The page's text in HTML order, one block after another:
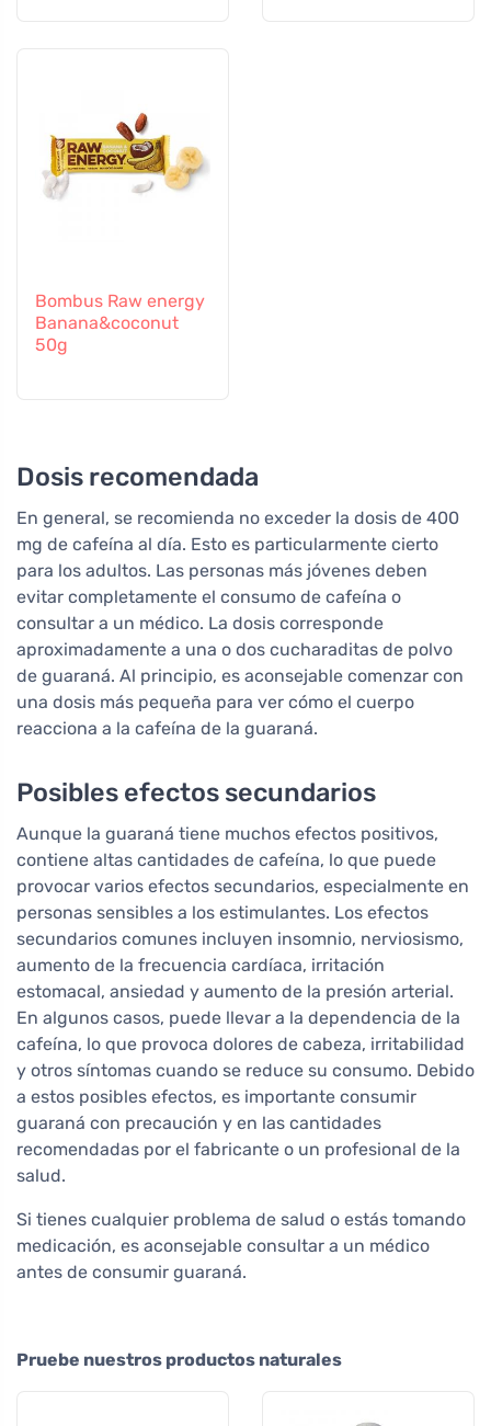
Bombus Raw energy
Banana&coconut
50g
Dosis recomendada
En general, se recomienda no exceder la dosis de 400
mg de cafeína al día. Esto es particularmente cierto
para los adultos. Las personas más jóvenes deben
evitar completamente el consumo de cafeína o
consultar a un médico. La dosis corresponde
aproximadamente a una o dos cucharaditas de polvo
de guaraná. Al principio, es aconsejable comenzar con
una dosis más pequeña para ver cómo el cuerpo
reacciona a la cafeína de la guaraná.
Posibles efectos secundarios
Aunque la guaraná tiene muchos efectos positivos,
contiene altas cantidades de cafeína, lo que puede
provocar varios efectos secundarios, especialmente en
personas sensibles a los estimulantes. Los efectos
secundarios comunes incluyen insomnio, nerviosismo,
aumento de la frecuencia cardíaca, irritación
estomacal, ansiedad y aumento de la presión arterial.
En algunos casos, puede llevar a la dependencia de la
cafeína, lo que provoca dolores de cabeza, irritabilidad
y otros síntomas cuando se reduce su consumo. Debido
a estos posibles efectos, es importante consumir
guaraná con precaución y en las cantidades
recomendadas por el fabricante o un profesional de la
salud.
Si tienes cualquier problema de salud o estás tomando
medicación, es aconsejable consultar a un médico
antes de consumir guaraná.
Pruebe nuestros productos naturales